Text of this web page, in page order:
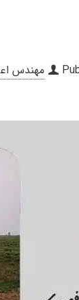
مهندس